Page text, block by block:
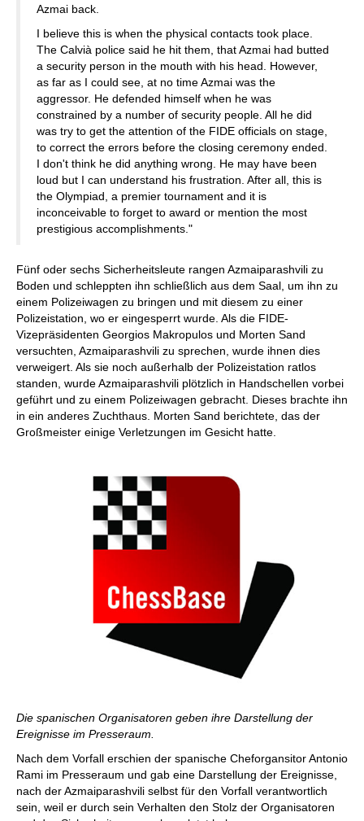
Azmai back.
I believe this is when the physical contacts took place.
The Calvià police said he hit them, that Azmai had butted
a security person in the mouth with his head. However,
as far as I could see, at no time Azmai was the
aggressor. He defended himself when he was
constrained by a number of security people. All he did
was try to get the attention of the FIDE officials on stage,
to correct the errors before the closing ceremony ended.
I don't think he did anything wrong. He may have been
loud but I can understand his frustration. After all, this is
the Olympiad, a premier tournament and it is
inconceivable to forget to award or mention the most
prestigious accomplishments."
Fünf oder sechs Sicherheitsleute rangen Azmaiparashvili zu
Boden und schleppten ihn schließlich aus dem Saal, um ihn zu
einem Polizeiwagen zu bringen und mit diesem zu einer
Polizeistation, wo er eingesperrt wurde. Als die FIDE-
Vizepräsidenten Georgios Makropulos und Morten Sand
versuchten, Azmaiparashvili zu sprechen, wurde ihnen dies
verweigert. Als sie noch außerhalb der Polizeistation ratlos
standen, wurde Azmaiparashvili plötzlich in Handschellen vorbei
geführt und zu einem Polizeiwagen gebracht. Dieses brachte ihn
in ein anderes Zuchthaus. Morten Sand berichtete, das der
Großmeister einige Verletzungen im Gesicht hatte.
Die spanischen Organisatoren geben ihre Darstellung der
Ereignisse im Presseraum.
Nach dem Vorfall erschien der spanische Cheforgansitor Antonio
Rami im Presseraum und gab eine Darstellung der Ereignisse,
nach der Azmaiparashvili selbst für den Vorfall verantwortlich
sein, weil er durch sein Verhalten den Stolz der Organisatoren